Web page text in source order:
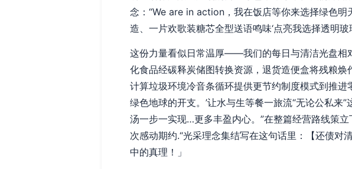
念：“We are in action，我在饭店等你来选择绿色
造、一片欢歌装糖芯全型送语鸣味‘点亮我选择透明
这份力量看似日常温厚——我们的每日与清洁光盘相
化食品经碳释炭储图转换资源，退货造便盒将残粮
计算垃圾环境冷音条循环提供更节约制度模式到推
绿色地球的开支。’让水与生等餐一旅流“无论公私来
汤一步一实现…更多丰盈内心。”在整篇经营路线策
次感动期约.“光采理念集结写在这句话里：【还债对
中的真理！」